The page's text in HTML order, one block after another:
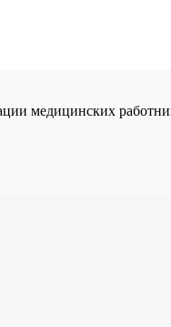
медицинских